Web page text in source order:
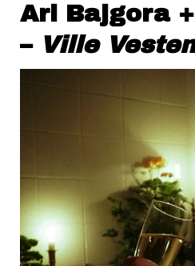
Ari Bajgora
– Ville Vesten